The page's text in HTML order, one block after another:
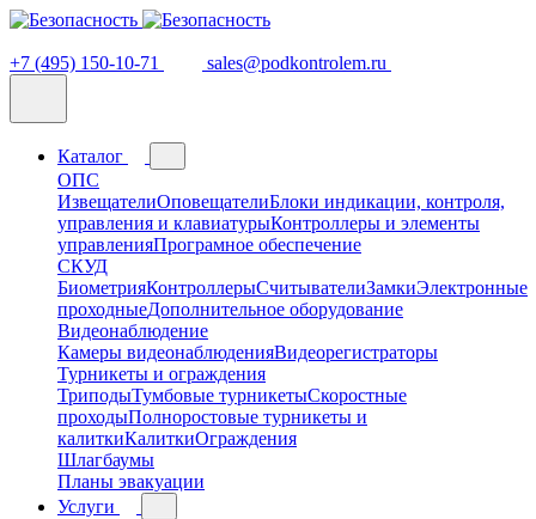
+7 (495) 150-10-71 sales@podkontrolem.ru
Каталог
ОПС
ИзвещателиОповещателиБлоки индикации, контроля,
управления и клавиатурыКонтроллеры и элементы
управленияПрограмное обеспечение
СКУД
БиометрияКонтроллерыСчитывателиЗамкиЭлектронные
проходныеДополнительное оборудование
Видеонаблюдение
Камеры видеонаблюденияВидеорегистраторы
Турникеты и ограждения
ТриподыТумбовые турникетыСкоростные
проходыПолноростовые турникеты и
калиткиКалиткиОграждения
Шлагбаумы
Планы эвакуации
Услуги